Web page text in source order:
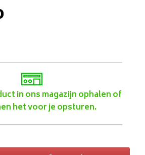
in ons magazijn ophalen of
het voor je opsturen.